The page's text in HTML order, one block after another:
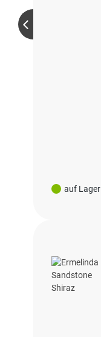
auf Lager